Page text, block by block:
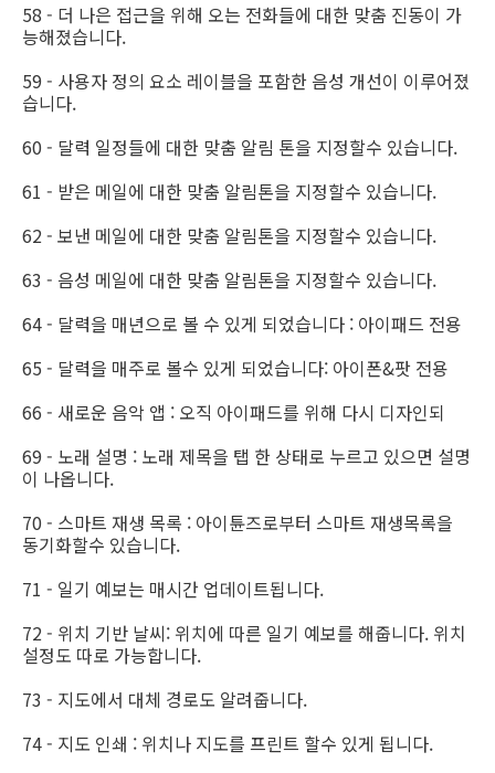
58 - 더 나은 접근을 위해 오는 전화들에 대한 맞춤 진동이 가
능해졌습니다.
59 - 사용자 정의 요소 레이블을 포함한 음성 개선이 이루어졌
습니다.
60 - 달력 일정들에 대한 맞춤 알림 톤을 지정할수 있습니다.
61 - 받은 메일에 대한 맞춤 알림톤을 지정할수 있습니다.
62 - 보낸 메일에 대한 맞춤 알림톤을 지정할수 있습니다.
63 - 음성 메일에 대한 맞춤 알림톤을 지정할수 있습니다.
64 - 달력을 매년으로 볼 수 있게 되었습니다 : 아이패드 전용
65 - 달력을 매주로 볼수 있게 되었습니다: 아이폰&팟 전용
66 - 새로운 음악 앱 : 오직 아이패드를 위해 다시 디자인되
69 - 노래 설명 : 노래 제목을 탭 한 상태로 누르고 있으면 설명
이 나옵니다.
70 - 스마트 재생 목록 : 아이튠즈로부터 스마트 재생목록을
동기화할수 있습니다.
71 - 일기 예보는 매시간 업데이트됩니다.
72 - 위치 기반 날씨: 위치에 따른 일기 예보를 해줍니다. 위치
설정도 따로 가능합니다.
73 - 지도에서 대체 경로도 알려줍니다.
74 - 지도 인쇄 : 위치나 지도를 프린트 할수 있게 됩니다.